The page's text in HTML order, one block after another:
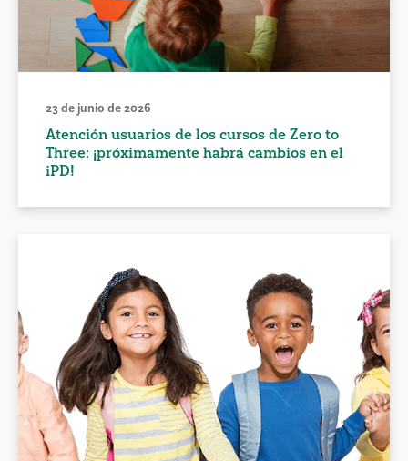
23 de junio de 2026
Atención usuarios de los cursos de Zero to
Three: ¡próximamente habrá cambios en el
iPD!